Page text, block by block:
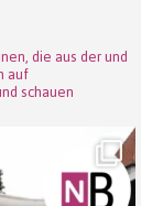
die aus der und
auf
schauen